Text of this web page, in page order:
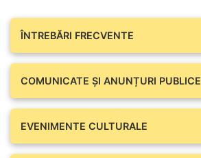
ÎNTREBĂRI FRECVENTE
COMUNICATE ŞI ANUNȚURI PUBLICE
EVENIMENTE CULTURALE